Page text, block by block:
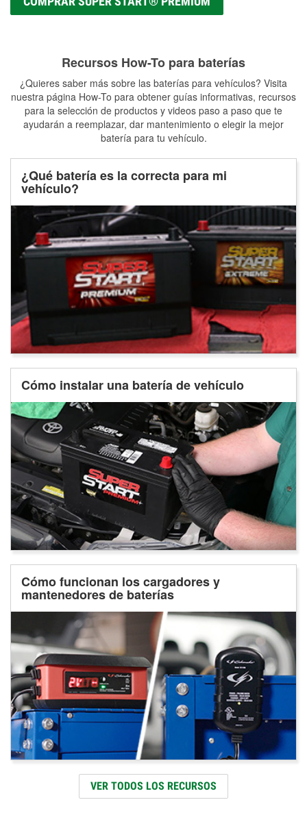
Recursos How-To para baterías
¿Quieres saber más sobre las baterías para vehículos? Visita
nuestra página How-To para obtener guías informativas, recursos
para la selección de productos y videos paso a paso que te
ayudarán a reemplazar, dar mantenimiento o elegir la mejor
batería para tu vehículo.
¿Qué batería es la correcta para mi
vehículo?
Cómo instalar una batería de vehículo
Cómo funcionan los cargadores y
mantenedores de baterías
VER TODOS LOS RECURSOS